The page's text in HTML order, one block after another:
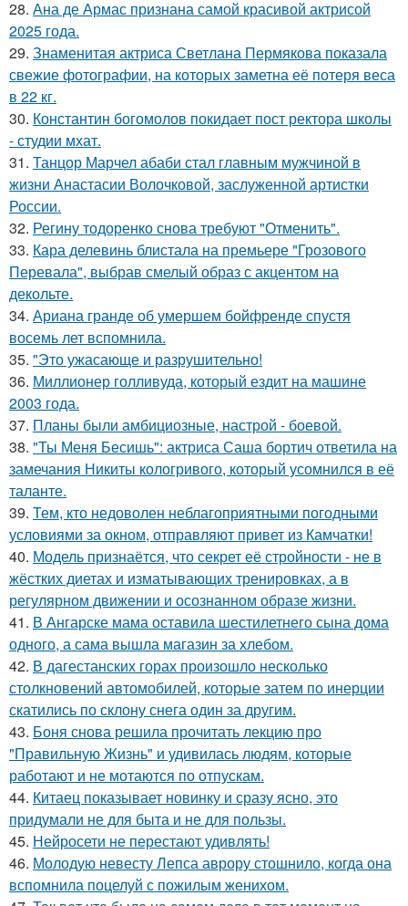
28. Ана де Армас признана самой красивой актрисой
2025 года.
29. Знаменитая актриса Светлана Пермякова показала
свежие фотографии, на которых заметна её потеря веса
в 22 кг.
30. Константин богомолов покидает пост ректора школы
- студии мхат.
31. Танцор Марчел абаби стал главным мужчиной в
жизни Анастасии Волочковой, заслуженной артистки
России.
32. Регину тодоренко снова требуют "Отменить".
33. Кара делевинь блистала на премьере "Грозового
Перевала", выбрав смелый образ с акцентом на
декольте.
34. Ариана гранде об умершем бойфренде спустя
восемь лет вспомнила.
35. "Это ужасающе и разрушительно!
36. Миллионер голливуда, который ездит на машине
2003 года.
37. Планы были амбициозные, настрой - боевой.
38. "Ты Меня Бесишь": актриса Саша бортич ответила на
замечания Никиты кологривого, который усомнился в её
таланте.
39. Тем, кто недоволен неблагоприятными погодными
условиями за окном, отправляют привет из Камчатки!
40. Модель признаётся, что секрет её стройности - не в
жёстких диетах и изматывающих тренировках, а в
регулярном движении и осознанном образе жизни.
41. В Ангарске мама оставила шестилетнего сына дома
одного, а сама вышла магазин за хлебом.
42. В дагестанских горах произошло несколько
столкновений автомобилей, которые затем по инерции
скатились по склону снега один за другим.
43. Боня снова решила прочитать лекцию про
"Правильную Жизнь" и удивилась людям, которые
работают и не мотаются по отпускам.
44. Китаец показывает новинку и сразу ясно, это
придумали не для быта и не для пользы.
45. Нейросети не перестают удивлять!
46. Молодую невесту Лепса аврору стошнило, когда она
вспомнила поцелуй с пожилым женихом.